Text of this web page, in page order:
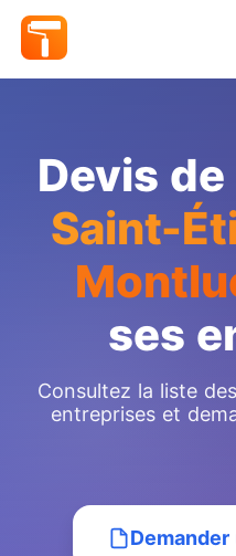
Devis
Saint-
ses
Consultez la liste
entreprises et